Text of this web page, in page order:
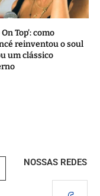
On Top’: como
reinventou o soul
um clássico
NOSSAS REDES